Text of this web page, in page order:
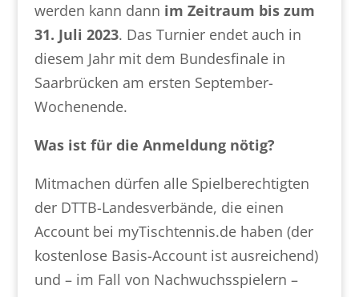
werden kann dann im Zeitraum bis zum
31. Juli 2023. Das Turnier endet auch in
diesem Jahr mit dem Bundesfinale in
Saarbrücken am ersten September-
Wochenende.
Was ist für die Anmeldung nötig?
Mitmachen dürfen alle Spielberechtigten
der DTTB-Landesverbände, die einen
Account bei myTischtennis.de haben (der
kostenlose Basis-Account ist ausreichend)
und – im Fall von Nachwuchsspielern –